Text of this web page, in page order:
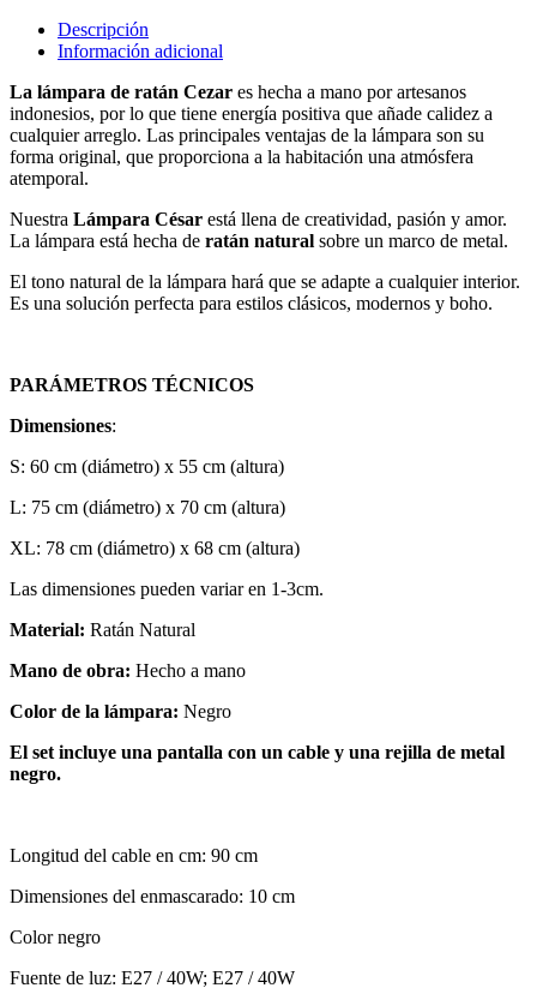
Descripción
Información adicional
La lámpara de ratán Cezar es hecha a mano por artesanos
indonesios, por lo que tiene energía positiva que añade calidez a
cualquier arreglo. Las principales ventajas de la lámpara son su
forma original, que proporciona a la habitación una atmósfera
atemporal.
Nuestra Lámpara César está llena de creatividad, pasión y amor.
La lámpara está hecha de ratán natural sobre un marco de metal.
El tono natural de la lámpara hará que se adapte a cualquier interior.
Es una solución perfecta para estilos clásicos, modernos y boho.
PARÁMETROS TÉCNICOS
Dimensiones:
S: 60 cm (diámetro) x 55 cm (altura)
L: 75 cm (diámetro) x 70 cm (altura)
XL: 78 cm (diámetro) x 68 cm (altura)
Las dimensiones pueden variar en 1-3cm.
Material: Ratán Natural
Mano de obra: Hecho a mano
Color de la lámpara: Negro
El set incluye una pantalla con un cable y una rejilla de metal
negro.
Longitud del cable en cm: 90 cm
Dimensiones del enmascarado: 10 cm
Color negro
Fuente de luz: E27 / 40W; E27 / 40W